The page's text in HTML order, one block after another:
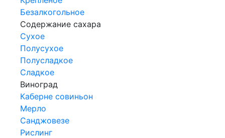
Безалкогольное
Содержание сахара
Сухое
Полусухое
Полусладкое
Сладкое
Виноград
Каберне совиньон
Мерло
Санджовезе
Рислинг